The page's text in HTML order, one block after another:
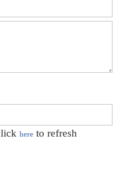
here to refresh